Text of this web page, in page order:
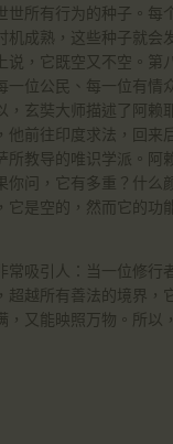
世所有行为的种子。
机成熟，这些种子就
说，它既空又不空。
一位公民、每一位有
，玄奘大师描述了阿
他前往印度求法，回
所教导的唯识学派。
你问，它有多重？什
它是空的，然而它的
常吸引人：当一位修
超越所有善法的境界
，又能映照万物。所